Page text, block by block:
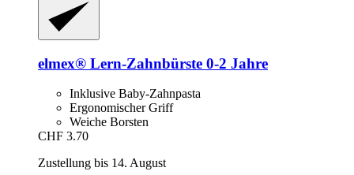
elmex® Lern-​Zahnbürste 0-​2 Jahre
Inklusive Baby-Zahnpasta
Ergonomischer Griff
Weiche Borsten
CHF 3.70
Zustellung bis 14. August